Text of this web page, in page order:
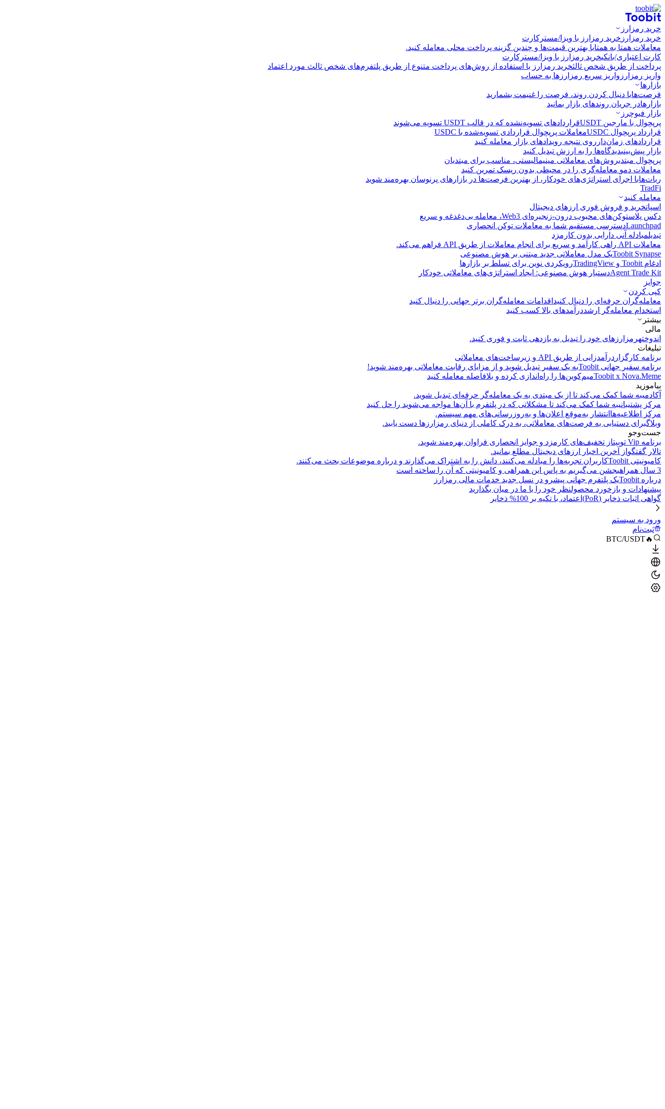
خرید رمزارز
خرید رمزارز خرید رمزارز با ویزا/مسترکارت
معاملات همتا به همتابا بهترین قیمت‌ها و چندین گزینه پرداخت محلی معامله کنید.
کارت اعتباری/بانکیخرید رمزارز با ویزا/مسترکارت
پرداخت از طریق شخص ثالثخرید رمزارز با استفاده از روش‌های پرداخت متنوع از طریق پلتفرم‌های شخص ثالث مورد اعتماد
واریز رمزارز واریز سریع رمزارزها به حساب
بازارها
فرصت‌هابا دنبال کردن روند، فرصت را غنیمت بشمارید
بازارهادر جریان روندهای بازار بمانید
بازار فیوچرز
پرپچوال با مارجین USDT
قراردادهای تسویه‌نشده که در قالب USDT تسویه می‌شوند
قرارداد پرپچوال USDC
معاملات پرپچوال قراردادی تسویه‌شده با USDC
قراردادهای زمان‌دار روی نتیجه رویدادهای بازار معامله کنید
بازار پیش‌بینیدیدگاه‌ها را به ارزش تبدیل کنید
پرپچوال مبتدیروش‌های معاملاتی مینیمالیستی، مناسب برای مبتدیان
معاملات دمو معامله‌گری را در محیطی بدون ریسک تمرین کنید
ربات‌هابا اجرای استراتژی‌های خودکار، از بهترین فرصت‌ها در بازارهای پرنوسان بهره‌مند شوید
TradFi
معامله کنید
اسپاتخرید و فروش فوری ارزهای دیجیتال
دکس پلاستوکن‌های محبوب درون-زنجیره‌ای Web3، معامله بی‌دغدغه و سریع
Launchpadدسترسی مستقیم شما به معاملات توکن انحصاری
تبدیلمبادله آنی دارایی بدون کارمزد
معاملات API
راهی کارآمد و سریع برای انجام معاملات از طریق API فراهم می‌کند.
Toobit Synapseیک مدل معاملاتی جدید مبتنی بر هوش مصنوعی
ادغام Toobit و TradingView
رویکردی نوین برای تسلط بر بازارها
Agent Trade Kitدستیار هوش مصنوعی: ایجاد استراتژی‌های معاملاتی خودکار
جوایز
کپی‌ کردن
معامله‌گران حرفه‌ای را دنبال کنید اقدامات معامله‌گران برتر جهانی را دنبال کنید
استخدام معامله‌گر ارشددرآمد‌های بالا کسب کنید
بیشتر
مالی
اندوختهرمزارزهای خود را تبدیل به بازدهی ثابت و فوری کنید.
تبلیغات
برنامه کارگزار درآمدزایی از طریق API و زیرساخت‌های معاملاتی
برنامه سفیر جهانی Toobit
به یک سفیر تبدیل شوید و از مزایای رقابت معاملاتی بهره‌مند شوید!
Toobit x Nova.Memeمیم‌کوین‌ها را راه‌اندازی کرده و بلافاصله معامله کنید
بیاموزید
آکادمیبه شما کمک می‌کند تا از یک مبتدی به یک معامله‌گر حرفه‌ای تبدیل شوید.
مرکز پشتیبانیبه شما کمک می‌کند تا مشکلاتی که در پلتفرم با آن‌ها مواجه می‌شوید را حل کنید
مرکز اطلاعیه‌ها انتشار به‌موقع اعلان‌ها و به‌روزرسانی‌های مهم سیستم.
وبلاگبرای دستیابی به فرصت‌های معاملاتی، به درک کاملی از دنیای رمزارزها دست یابید.
جست‌وجو
برنامه Vip توبیت
از تخفیف‌های کارمزد و جوایز انحصاری فراوان بهره‌مند شوید.
تالار گفتگو از آخرین اخبار ارزهای دیجیتال مطلع بمانید.
کامیونیتی Toobit
کاربران تجربه‌ها را مبادله می‌کنند، دانش را به اشتراک می‌گذارند و درباره موضوعات بحث می‌کنند.
3 سال همراهی
جشن می‌گیریم به پاس این همراهی و کامیونیتی که آن را ساخته است
درباره Toobit
یک پلتفرم جهانی پیشرو در نسل جدید خدمات مالی رمزارز
پیشنهادات و بازخورد محصولنظر خود را با ما در میان بگذارید
گواهی اثبات ذخایر (PoR)
اعتماد، با تکیه بر 100% ذخایر
ورود به سیستم
ثبت‌نام
🔥BTC/USDT